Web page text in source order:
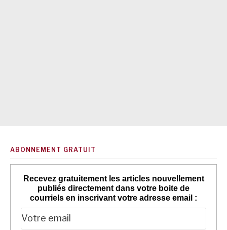
ABONNEMENT GRATUIT
Recevez gratuitement les articles nouvellement
publiés directement dans votre boite de
courriels en inscrivant votre adresse email :